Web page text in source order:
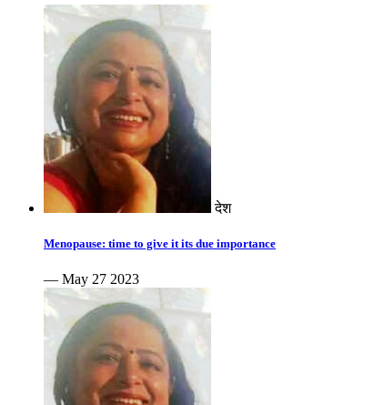
देश
Menopause: time to give it its due importance
— May 27 2023